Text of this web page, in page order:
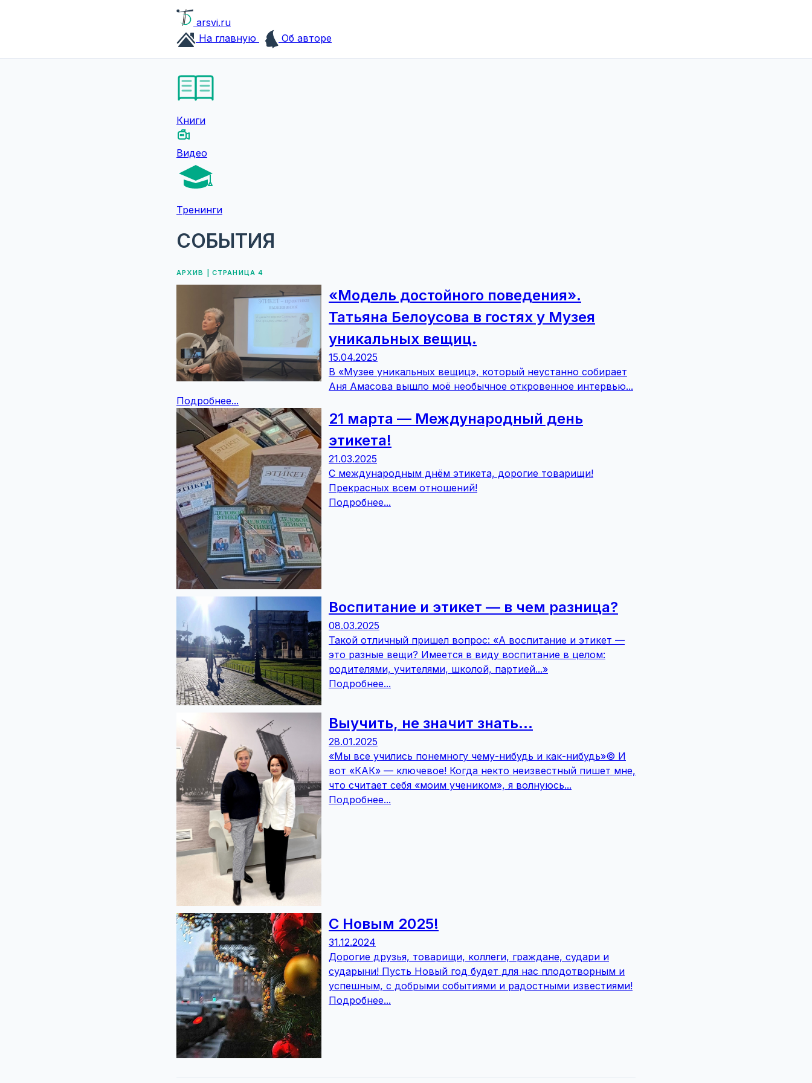
arsvi.ru
На главную
Об авторе
Книги
Видео
Тренинги
СОБЫТИЯ
АРХИВ | СТРАНИЦА 4
«Модель достойного поведения».
Татьяна Белоусова в гостях у Музея
уникальных вещиц.
15.04.2025
В «Музее уникальных вещиц», который неустанно собирает
Аня Амасова вышло моё необычное откровенное интервью...
Подробнее...
21 марта — Международный день
этикета!
21.03.2025
С международным днём этикета, дорогие товарищи!
Прекрасных всем отношений!
Подробнее...
Воспитание и этикет — в чем разница?
08.03.2025
Такой отличный пришел вопрос: «А воспитание и этикет —
это разные вещи? Имеется в виду воспитание в целом:
родителями, учителями, школой, партией...»
Подробнее...
Выучить, не значит знать...
28.01.2025
«Мы все учились понемногу чему-нибудь и как-нибудь»© И
вот «КАК» — ключевое! Когда некто неизвестный пишет мне,
что считает себя «моим учеником», я волнуюсь...
Подробнее...
С Новым 2025!
31.12.2024
Дорогие друзья, товарищи, коллеги, граждане, судари и
сударыни! Пусть Новый год будет для нас плодотворным и
успешным, с добрыми событиями и радостными известиями!
Подробнее...